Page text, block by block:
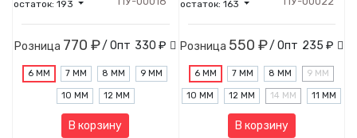
остаток: 193
Розница 770 ₽/ Опт 330 ₽
6 ММ 7 ММ 8 ММ 9 ММ
10 ММ 12 ММ
В корзину
остаток: 163
Розница 550 ₽/ Опт 235 ₽
6 ММ 7 ММ 8 ММ 9 ММ
10 ММ 12 ММ 14 ММ 11 ММ
В корзину